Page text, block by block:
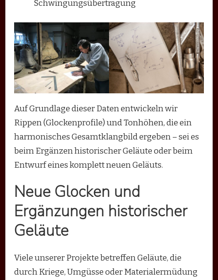
Schwingungsübertragung
Auf Grundlage dieser Daten entwickeln wir
Rippen (Glockenprofile) und Tonhöhen, die ein
harmonisches Gesamtklangbild ergeben – sei es
beim Ergänzen historischer Geläute oder beim
Entwurf eines komplett neuen Geläuts.
Neue Glocken und
Ergänzungen historischer
Geläute
Viele unserer Projekte betreffen Geläute, die
durch Kriege, Umgüsse oder Materialermüdung